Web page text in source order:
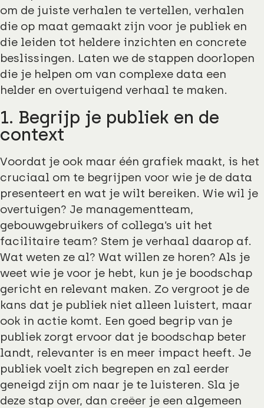
om de juiste verhalen te vertellen, verhalen
die op maat gemaakt zijn voor je publiek en
die leiden tot heldere inzichten en concrete
beslissingen. Laten we de stappen doorlopen
die je helpen om van complexe data een
helder en overtuigend verhaal te maken.
1. Begrijp je publiek en de
context
Voordat je ook maar één grafiek maakt, is het
cruciaal om te begrijpen voor wie je de data
presenteert en wat je wilt bereiken. Wie wil je
overtuigen? Je managementteam,
gebouwgebruikers of collega’s uit het
facilitaire team? Stem je verhaal daarop af.
Wat weten ze al? Wat willen ze horen? Als je
weet wie je voor je hebt, kun je je boodschap
gericht en relevant maken. Zo vergroot je de
kans dat je publiek niet alleen luistert, maar
ook in actie komt. Een goed begrip van je
publiek zorgt ervoor dat je boodschap beter
landt, relevanter is en meer impact heeft. Je
publiek voelt zich begrepen en zal eerder
geneigd zijn om naar je te luisteren. Sla je
deze stap over, dan creëer je een algemeen